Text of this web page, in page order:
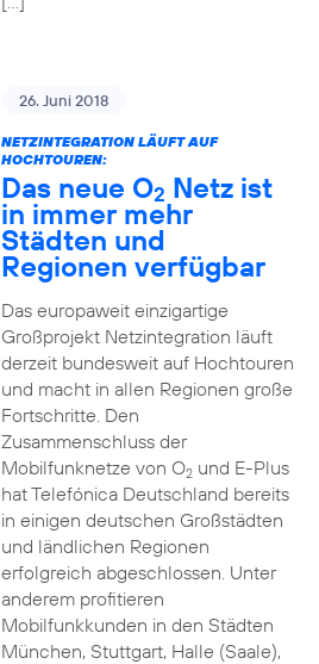
26. Juni 2018
NETZINTEGRATION LÄUFT AUF
HOCHTOUREN:
Das neue O2 Netz ist
in immer mehr
Städten und
Regionen verfügbar
Das europaweit einzigartige
Großprojekt Netzintegration läuft
derzeit bundesweit auf Hochtouren
und macht in allen Regionen große
Fortschritte. Den
Zusammenschluss der
Mobilfunknetze von O2und E-Plus
hat Telefónica Deutschland bereits
in einigen deutschen Großstädten
und ländlichen Regionen
erfolgreich abgeschlossen. Unter
anderem profitieren
Mobilfunkkunden in den Städten
München, Stuttgart, Halle (Saale),